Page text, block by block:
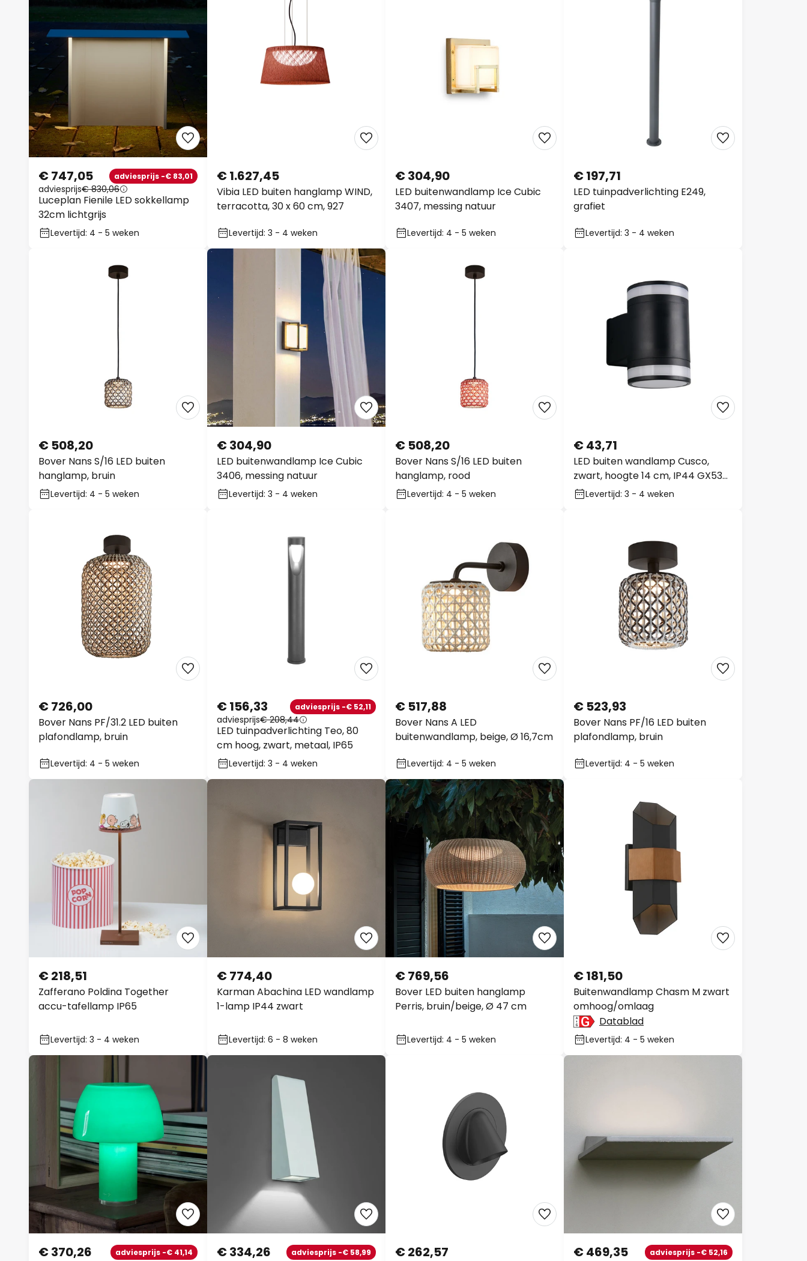
Luceplan Fienile LED sokkellamp
32cm lichtgrijs
€ 747,05 adviesprijs -€ 83,01
adviesprijs€ 830,06
Levertijd: 4 - 5 weken
Vibia LED buiten hanglamp WIND,
terracotta, 30 x 60 cm, 927
€ 1.627,45
Levertijd: 3 - 4 weken
LED buitenwandlamp Ice Cubic
3407, messing natuur
€ 304,90
Levertijd: 4 - 5 weken
LED tuinpadverlichting E249,
grafiet
€ 197,71
Levertijd: 3 - 4 weken
Bover Nans S/16 LED buiten
hanglamp, bruin
€ 508,20
Levertijd: 4 - 5 weken
LED buitenwandlamp Ice Cubic
3406, messing natuur
€ 304,90
Levertijd: 3 - 4 weken
Bover Nans S/16 LED buiten
hanglamp, rood
€ 508,20
Levertijd: 4 - 5 weken
LED buiten wandlamp Cusco,
zwart, hoogte 14 cm, IP44 GX53-
LED
€ 43,71
Levertijd: 3 - 4 weken
Bover Nans PF/31.2 LED buiten
plafondlamp, bruin
€ 726,00
Levertijd: 4 - 5 weken
LED tuinpadverlichting Teo, 80
cm hoog, zwart, metaal, IP65
€ 156,33 adviesprijs -€ 52,11
adviesprijs€ 208,44
Levertijd: 3 - 4 weken
Bover Nans A LED
buitenwandlamp, beige, Ø 16,7cm
€ 517,88
Levertijd: 4 - 5 weken
Bover Nans PF/16 LED buiten
plafondlamp, bruin
€ 523,93
Levertijd: 4 - 5 weken
Zafferano Poldina Together
accu-tafellamp IP65
€ 218,51
Levertijd: 3 - 4 weken
Karman Abachina LED wandlamp
1-lamp IP44 zwart
€ 774,40
Levertijd: 6 - 8 weken
Bover LED buiten hanglamp
Perris, bruin/beige, Ø 47 cm
€ 769,56
Levertijd: 4 - 5 weken
Buitenwandlamp Chasm M zwart
omhoog/omlaag
€ 181,50
Datablad
Levertijd: 4 - 5 weken
€ 370,26 adviesprijs -€ 41,14 € 334,26 adviesprijs -€ 58,99 € 262,57 € 469,35 adviesprijs -€ 52,16